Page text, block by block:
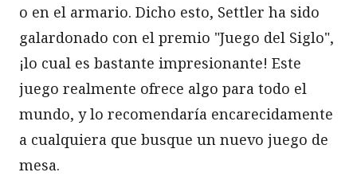
o en el armario. Dicho esto, Settler ha sido
galardonado con el premio "Juego del Siglo",
¡lo cual es bastante impresionante! Este
juego realmente ofrece algo para todo el
mundo, y lo recomendaría encarecidamente
a cualquiera que busque un nuevo juego de
mesa.